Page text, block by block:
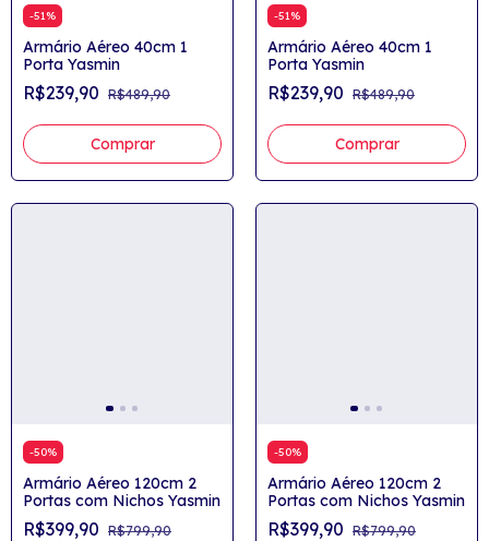
-51 %
Armário Aéreo 40cm 1
Porta Yasmin
R$239,90 R$489,90
Comprar
-51 %
Armário Aéreo 40cm 1
Porta Yasmin
R$239,90 R$489,90
Comprar
-50%
Armário Aéreo 120cm 2
Portas com Nichos Yasmin
R$399,90 R$799,90
-50%
Armário Aéreo 120cm 2
Portas com Nichos Yasmin
R$399,90 R$799,90